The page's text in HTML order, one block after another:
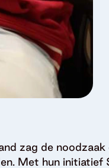
zag de
Met hun